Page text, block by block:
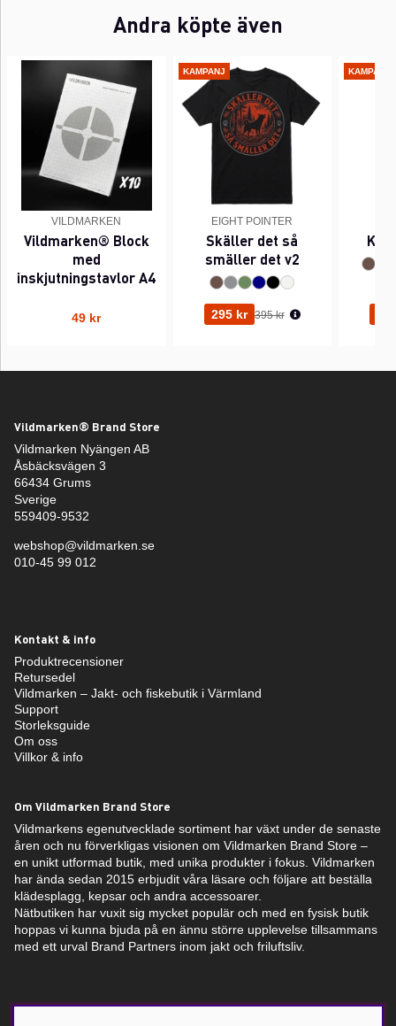
Andra köpte även
VILDMARKEN
Vildmarken® Block
med
inskjutningstavlor A4
49 kr
KAMPANJ
EIGHT POINTER
Skäller det så
smäller det v2
295 kr Ordinarie pris:
395 kr
KAMPANJ
Vildmarken® Brand Store
Vildmarken Nyängen AB
Åsbäcksvägen 3
66434 Grums
Sverige
559409-9532
webshop@vildmarken.se
010-45 99 012
Kontakt & info
Produktrecensioner
Retursedel
Vildmarken – Jakt- och fiskebutik i Värmland
Support
Storleksguide
Om oss
Villkor & info
Om Vildmarken Brand Store
Vildmarkens egenutvecklade sortiment har växt under de senaste
åren och nu förverkligas visionen om Vildmarken Brand Store –
en unikt utformad butik, med unika produkter i fokus. Vildmarken
har ända sedan 2015 erbjudit våra läsare och följare att beställa
klädesplagg, kepsar och andra accessoarer.
Nätbutiken har vuxit sig mycket populär och med en fysisk butik
hoppas vi kunna bjuda på en ännu större upplevelse tillsammans
med ett urval Brand Partners inom jakt och friluftsliv.